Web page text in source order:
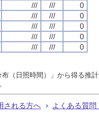
/// ///
0
/// ///
0
/// ///
0
/// ///
0
/// /// 0
（日照時間）」から得る推
される方へ よくある質問